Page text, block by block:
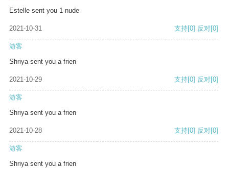
Estelle sent you 1 nude
2021-10-31 支持[0] 反对[0]
游客
Shriya sent you a frien
2021-10-29 支持[0] 反对[0]
游客
Shriya sent you a frien
2021-10-28 支持[0] 反对[0]
游客
Shriya sent you a frien